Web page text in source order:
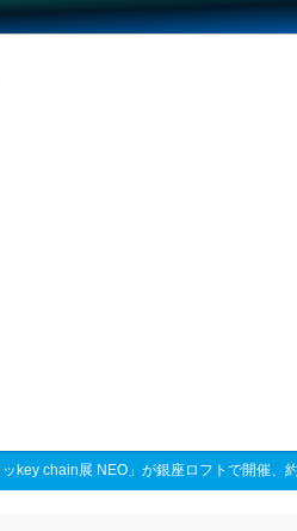
ッkey chain展 NEO」が銀座ロフトで開催